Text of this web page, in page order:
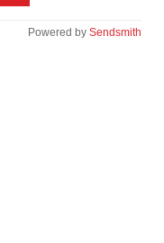
Powered by Sendsmith